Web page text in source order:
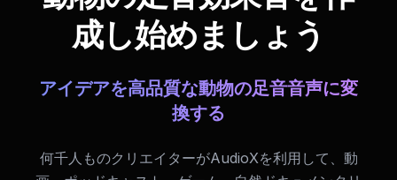
成し始めましょう
アイデアを高品質な動物の足音音声に変
換する
何千人ものクリエイターがAudioXを利用して、動